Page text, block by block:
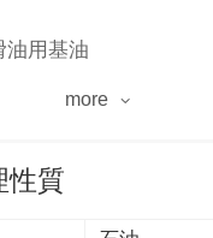
油用基油
more
性質